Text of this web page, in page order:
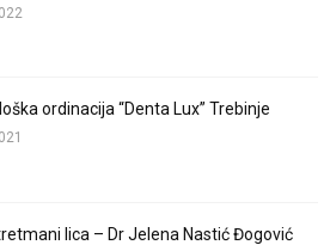
ordinacija “Denta Lux” Trebinje
lica – Dr Jelena Nastić Đogović